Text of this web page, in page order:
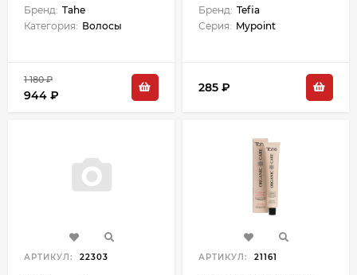
Бренд: Tahe
Категория: Волосы
1 180 ₽
944 ₽
Бренд: Tefia
Серия: Mypoint
285 ₽
АРТИКУЛ: 22303 АРТИКУЛ: 21161